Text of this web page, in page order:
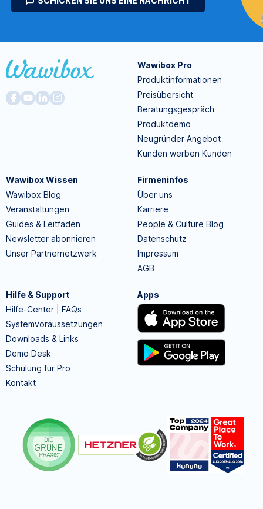
Wawibox Pro
Produktinformationen
Preisübersicht
Beratungsgespräch
Produktdemo
Neugründer Angebot
Kunden werben Kunden
Wawibox Wissen
Wawibox Blog
Veranstaltungen
Guides & Leitfäden
Newsletter abonnieren
Unser Partnernetzwerk
Firmeninfos
Über uns
Karriere
People & Culture Blog
Datenschutz
Impressum
AGB
Hilfe & Support
Hilfe-Center | FAQs
Systemvoraussetzungen
Downloads & Links
Demo Desk
Schulung für Pro
Kontakt
Apps